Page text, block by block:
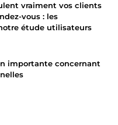
vraiment vos clients
vous : les
étude utilisateurs
importante concernant